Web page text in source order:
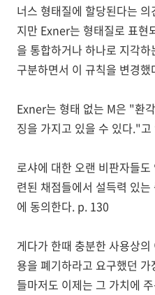
너스 형태질에 할당된다는
지만 Exner는 형태질로 표현
을 통합하거나 하나로 지각하
구분하면서 이 규칙을 변경
Exner는 형태 없는 M은 "환
징을 가지고 있을 수 있다."
로샤에 대한 오랜 비판자들
련된 채점들에서 설득력 있는
에 동의한다. p. 130
게다가 한때 충분한 사용상
용을 폐기하라고 요구했던
들마저도 이제는 그 가치에